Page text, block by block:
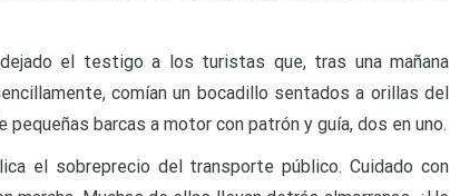
el testigo a los turistas que, tras una mañana
comían un bocadillo sentados a orillas del
barcas a motor con patrón y guía, dos en uno.
el sobreprecio del transporte público. Cuidado con